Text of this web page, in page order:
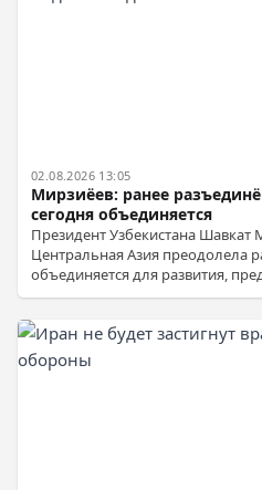
02.08.2026 13:05
Мирзиёев: ранее
сегодня объединяется
Президент Узбекистана Шавкат
Центральная Азия преодолела
объединяется для развития,
развития с Южным Кавказом и